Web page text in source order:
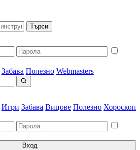
Търси
Забава Полезно Webmasters
Игри Забава Вицове Полезно Хороскоп
Вход